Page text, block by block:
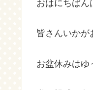
おはにちばん
皆さんいかが
お盆休みはゆ